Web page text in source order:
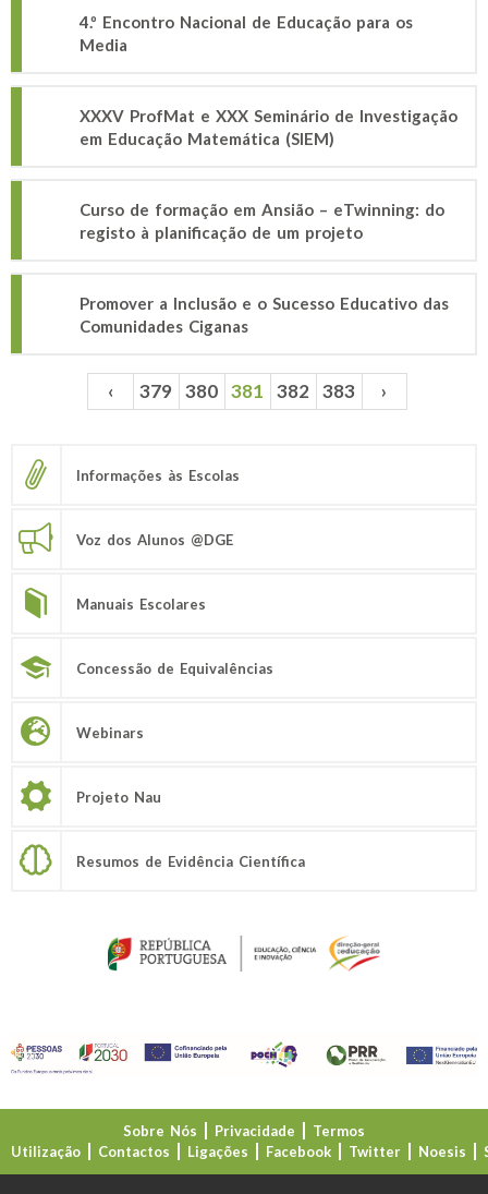
4.º Encontro Nacional de Educação para os
Media
XXXV ProfMat e XXX Seminário de Investigação
em Educação Matemática (SIEM)
Curso de formação em Ansião – eTwinning: do
registo à planificação de um projeto
Promover a Inclusão e o Sucesso Educativo das
Comunidades Ciganas
Páginas ‹ 379 380 381 382 383 ›
Informações às Escolas
Voz dos Alunos @DGE
Manuais Escolares
Concessão de Equivalências
Webinars
Projeto Nau
Resumos de Evidência Científica
Sobre Nós Privacidade
Termos
Utilização
Contactos Ligações Facebook Twitter Noesis